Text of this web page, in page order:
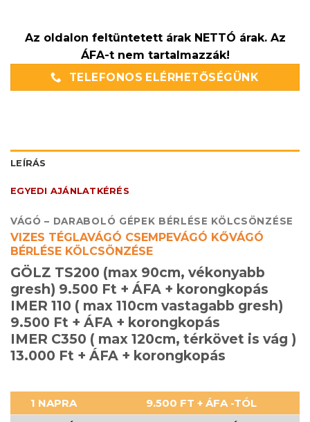
Az oldalon feltüntetett árak NETTÓ árak. Az
ÁFA-t nem tartalmazzák!
TELEFONOS ELÉRHETŐSÉGÜNK
LEÍRÁS
EGYEDI AJÁNLATKÉRÉS
VÁGÓ – DARABOLÓ GÉPEK BÉRLÉSE KÖLCSÖNZÉSE
VIZES TÉGLAVÁGÓ CSEMPEVÁGÓ KŐVÁGÓ
BÉRLÉSE KÖLCSÖNZÉSE
GÖLZ TS200 (max 90cm, vékonyabb
gresh) 9.500 Ft + ÁFA + korongkopás
IMER 110 ( max 110cm vastagabb gresh)
9.500 Ft + ÁFA + korongkopás
IMER C350 ( max 120cm, térkövet is vág )
13.000 Ft + ÁFA + korongkopás
1 NAPRA
9.500 FT + ÁFA -TÓL